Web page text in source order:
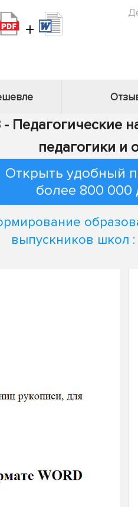
+
- Педагогические
педагогики и
Открыть удобный
более 800 000
выпускников школ